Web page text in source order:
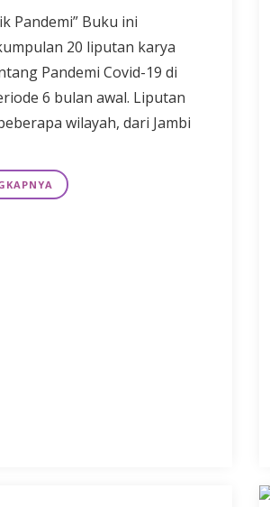
Pandemi” Buku ini
20 liputan karya
Pandemi Covid-19 di
6 bulan awal. Liputan
wilayah, dari Jambi